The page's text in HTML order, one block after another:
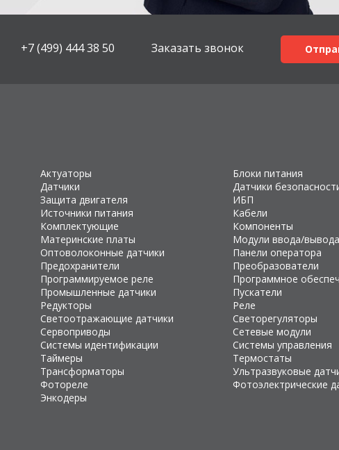
+7 (499) 444 38 50 Заказать звонок
Актуаторы
Блоки питания
Датчики
Датчики
Защита двигателя
ИБП
Источники питания
Кабели
Комплектующие
Компоненты
Материнские платы
Модули ввода/вывода
Оптоволоконные датчики
Панели оператора
Предохранители
Преобразователи
Программируемое реле
Программное
Промышленные датчики
Пускатели
Редукторы
Реле
Светоотражающие датчики
Светорегуляторы
Сервоприводы
Сетевые модули
Системы идентификации
Системы управления
Таймеры
Термостаты
Трансформаторы
Ультразвуковые
Фотореле
Фотоэлектрические
Энкодеры